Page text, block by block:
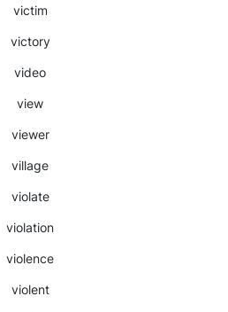
victim
victory
video
view
viewer
village
violate
violation
violence
violent